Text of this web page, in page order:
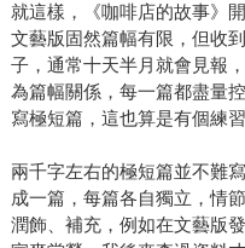
就這樣，《咖啡店的故事》
文藝版固然篇幅有限，但收
子，通常十天半月就會見報
為篇幅關係，每一篇都盡量
寫極短篇，這也算是有個練習
兩千字左右的極短篇並不難
成一篇，每篇各自獨立，情
潤飾、補充，例如在文藝版